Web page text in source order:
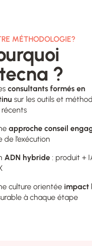
MÉTHODOLOGIE?
?
consultants formés en
sur les outils et
récents
approche conseil
de l’exécution
ADN hybride : produit +
culture orientée impact
à chaque étape